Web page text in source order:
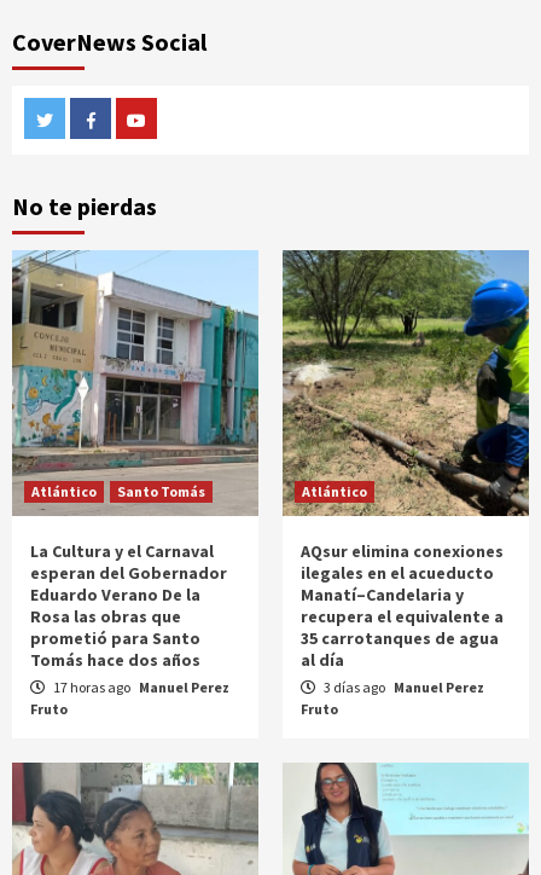
CoverNews Social
TwitterFacebook
No te pierdas
Atlántico Santo Tomás
La Cultura y el Carnaval
esperan del Gobernador
Eduardo Verano De la
Rosa las obras que
prometió para Santo
Tomás hace dos años
17 horas ago Manuel Perez
Fruto
Atlántico
AQsur elimina conexiones
ilegales en el acueducto
Manatí–Candelaria y
recupera el equivalente a
35 carrotanques de agua
al día
3 días ago Manuel Perez
Fruto